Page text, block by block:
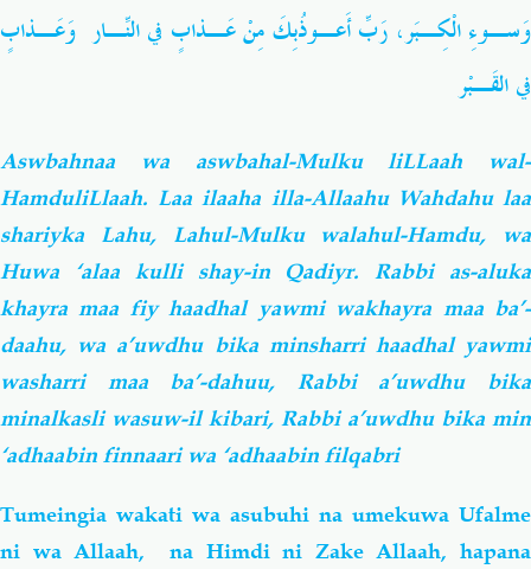
وَسـوءِ الْكِـبَر، رَبِّ أَعـوذُبِكَ مِنْ عَـذابٍ في النّـارِ وَعَـذابٍ
في القَـبْر
Aswbahnaa wa aswbahal-Mulku liLLaah wal-
HamduliLlaah. Laa ilaaha illa-Allaahu Wahdahu laa
shariyka Lahu, Lahul-Mulku walahul-Hamdu, wa
Huwa ‘alaa kulli shay-in Qadiyr. Rabbi as-aluka
khayra maa fiy haadhal yawmi wakhayra maa ba’-
daahu, wa a’uwdhu bika minsharri haadhal yawmi
washarri maa ba’-dahuu, Rabbi a’uwdhu bika
minalkasli wasuw-il kibari, Rabbi a’uwdhu bika min
‘adhaabin finnaari wa ‘adhaabin filqabri
Tumeingia wakati wa asubuhi na umekuwa Ufalme
ni wa Allaah, na Himdini Zake Allaah, hapana